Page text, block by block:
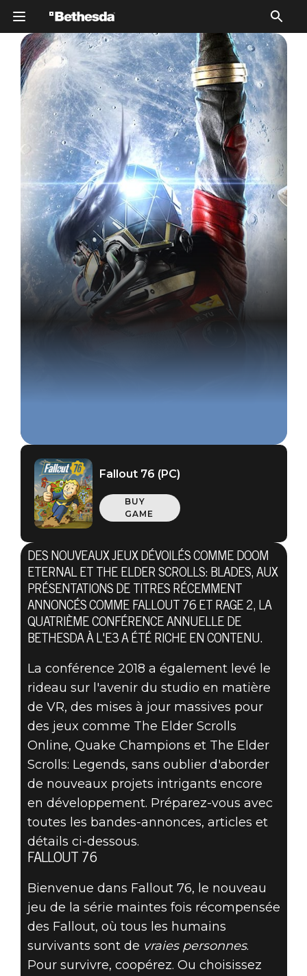
Fallout 76
10 juin 2018
BETHESDA À
L'E3 2018
Fallout 76 (PC)
BUY
GAME
DES NOUVEAUX JEUX DÉVOILÉS COMME DOOM
ETERNAL ET THE ELDER SCROLLS: BLADES, AUX
PRÉSENTATIONS DE TITRES RÉCEMMENT
ANNONCÉS COMME FALLOUT 76 ET RAGE 2, LA
QUATRIÈME CONFÉRENCE ANNUELLE DE
BETHESDA À L'E3 A ÉTÉ RICHE EN CONTENU.
La conférence 2018 a également levé le
rideau sur l'avenir du studio en matière
de VR, des mises à jour massives pour
des jeux comme The Elder Scrolls
Online, Quake Champions et The Elder
Scrolls: Legends, sans oublier d'aborder
de nouveaux projets intrigants encore
en développement. Préparez-vous avec
toutes les bandes-annonces, articles et
détails ci-dessous.
FALLOUT 76
Bienvenue dans Fallout 76, le nouveau
jeu de la série maintes fois récompensée
des Fallout, où tous les humains
survivants sont de vraies personnes.
Pour survivre, coopérez. Ou choisissez